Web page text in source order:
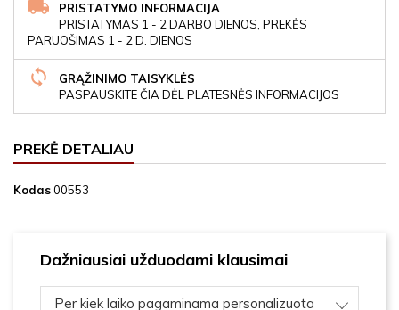
PRISTATYMO INFORMACIJA
PRISTATYMAS 1 - 2 DARBO DIENOS, PREKĖS
PARUOŠIMAS 1 - 2 D. DIENOS
GRĄŽINIMO TAISYKLĖS
PASPAUSKITE ČIA DĖL PLATESNĖS INFORMACIJOS
PREKĖ DETALIAU
Kodas00553
Dažniausiai užduodami klausimai
Per kiek laiko pagaminama personalizuota